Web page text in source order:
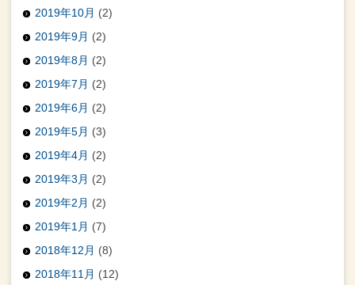
2019年10月 (2)
2019年9月 (2)
2019年8月 (2)
2019年7月 (2)
2019年6月 (2)
2019年5月 (3)
2019年4月 (2)
2019年3月 (2)
2019年2月 (2)
2019年1月 (7)
2018年12月 (8)
2018年11月 (12)